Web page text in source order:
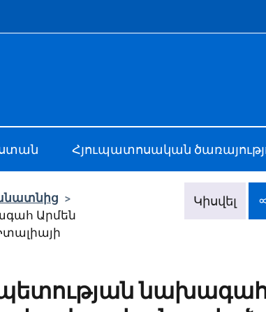
Հյուպատոսական
>
Արմեն
Կիսվել